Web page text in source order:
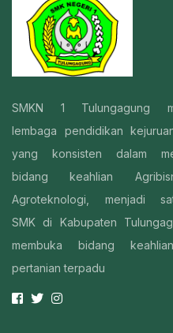
SMKN 1 Tulungagung
lembaga pendidikan
yang konsisten dalam
bidang keahlian
Agroteknologi, menjadi
SMK di Kabupaten
membuka bidang
pertanian terpadu